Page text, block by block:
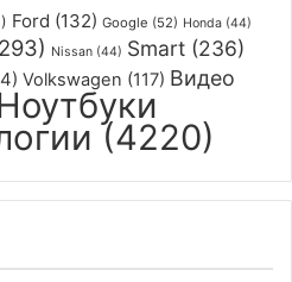
Ford (132) Google (52) Honda (44)
Nissan (44) Smart (236)
Volkswagen (117) Видео
(4220)